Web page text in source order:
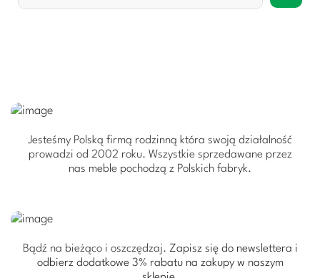
Jesteśmy Polską firmą rodzinną która swoją działalność
prowadzi od 2002 roku. Wszystkie sprzedawane przez
nas meble pochodzą z Polskich fabryk.
Bądź na bieżąco i oszczędzaj. Zapisz się do newslettera i
odbierz dodatkowe 3% rabatu na zakupy w naszym